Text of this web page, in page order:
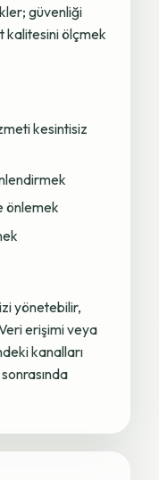
güvenliği
kalitesini ölçmek
kesintisiz
önlemek
yönetebilir,
erişimi veya
kanalları